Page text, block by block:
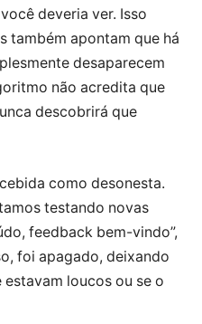
deveria ver. Isso
também apontam que há
desaparecem
não acredita que
descobrirá que
como desonesta.
testando novas
feedback bem-vindo”,
foi apagado, deixando
loucos ou se o